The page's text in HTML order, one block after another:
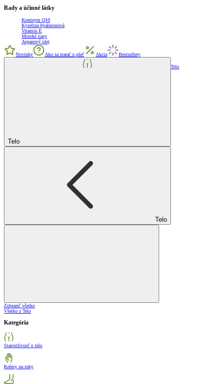
Rady a účinné látky
Koenzym Q10
Kyselina hyaluronová
Vitamin E
Morské riasy
Arganový olej
Novinky Ako sa starať o pleť Akcia Bestsellery
Telo
Telo
Telo
Zobraziť všetko
Všetko z Telo
Kategória
Starostlivosť o telo
Krémy na ruky